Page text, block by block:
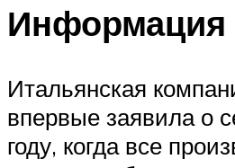
Информация
Итальянская
впервые заявила о
году, когда все